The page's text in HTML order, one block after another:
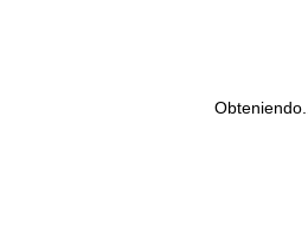
Obteniendo...